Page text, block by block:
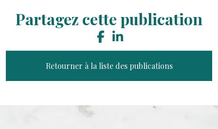
Partagez cette publication
Retourner à la liste des publications